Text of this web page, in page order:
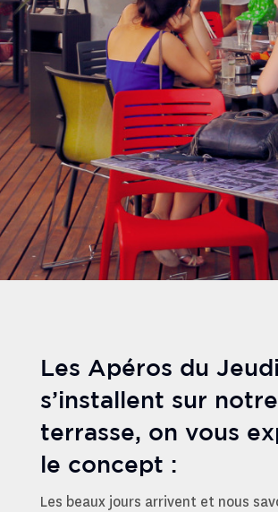
Les Apéros du Jeudi
s’installent sur notre
terrasse, on vous
le concept :
Les beaux jours arrivent et nous